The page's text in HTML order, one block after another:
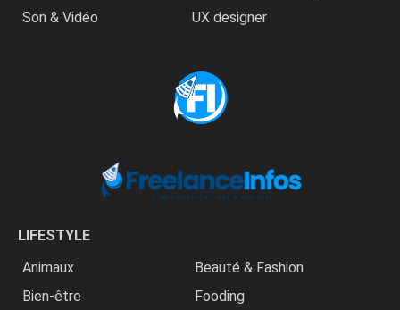
Son & Vidéo
UX designer
LIFESTYLE
Animaux
Beauté & Fashion
Bien-être
Fooding